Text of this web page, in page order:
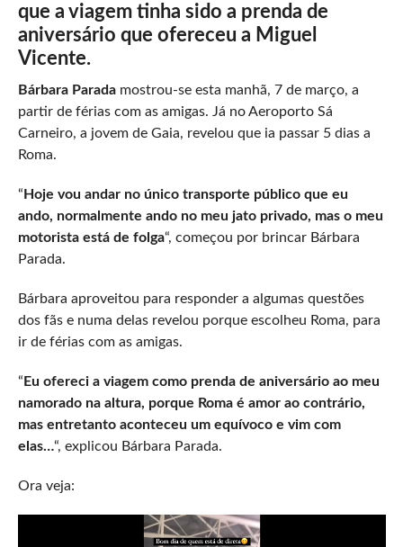
que a viagem tinha sido a prenda de
aniversário que ofereceu a Miguel
Vicente.
Bárbara Paradamostrou-se esta manhã, 7 de março, a
partir de férias com as amigas. Já no Aeroporto Sá
Carneiro, a jovem de Gaia, revelou que ia passar 5 dias a
Roma.
“ Hoje vou andar no único transporte público que eu
ando, normalmente ando no meu jato privado, mas o meu
motorista está de folga“, começou por brincar Bárbara
Parada.
Bárbara aproveitou para responder a algumas questões
dos fãs e numa delas revelou porque escolheu Roma, para
ir de férias com as amigas.
“ Eu ofereci a viagem como prenda de aniversário ao meu
namorado na altura, porque Roma é amor ao contrário,
mas entretanto aconteceu um equívoco e vim com
elas…“, explicou Bárbara Parada.
Ora veja: